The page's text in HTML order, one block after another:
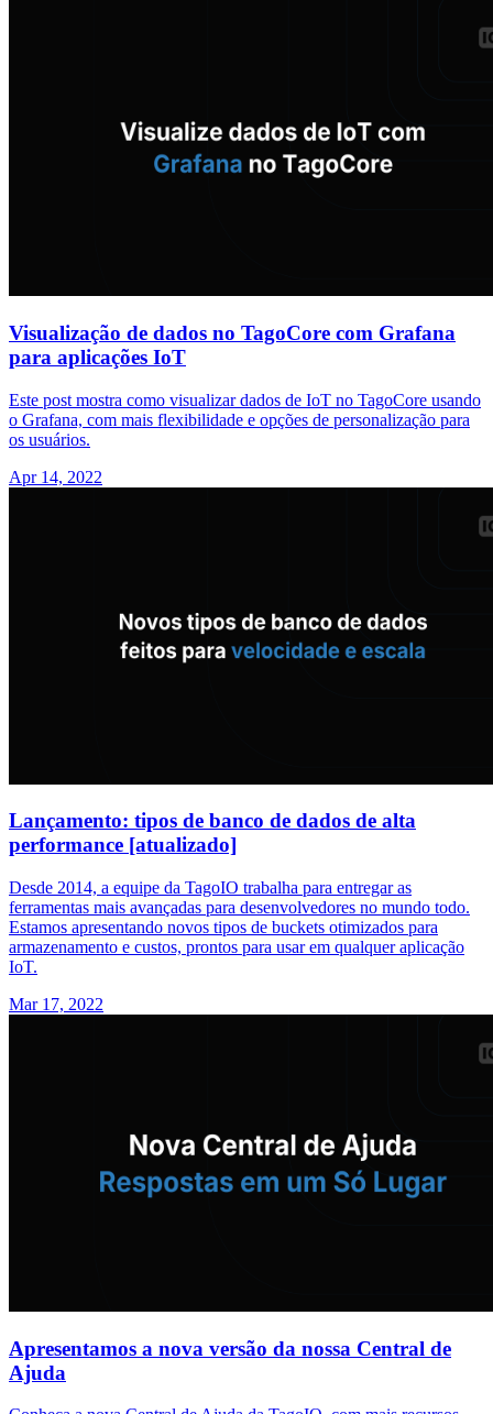
Visualização de dados no TagoCore com Grafana
para aplicações IoT
Este post mostra como visualizar dados de IoT no TagoCore usando
o Grafana, com mais flexibilidade e opções de personalização para
os usuários.
Apr 14, 2022
Lançamento: tipos de banco de dados de alta
performance [atualizado]
Desde 2014, a equipe da TagoIO trabalha para entregar as
ferramentas mais avançadas para desenvolvedores no mundo todo.
Estamos apresentando novos tipos de buckets otimizados para
armazenamento e custos, prontos para usar em qualquer aplicação
IoT.
Mar 17, 2022
Apresentamos a nova versão da nossa Central de
Ajuda